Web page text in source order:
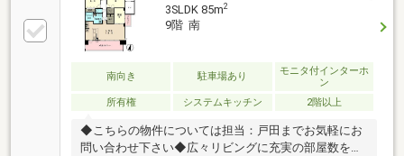
3SLDK 85m2
9階 南
南向き 駐車場あり
モニタ付インターホ
ン
所有権
システムキッチン 2階以上
◆こちらの物件については担当：戸田までお気軽にお
問い合わせ下さい◆広々リビングに充実の部屋数を備